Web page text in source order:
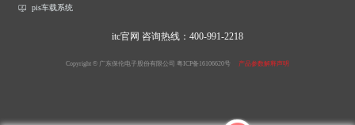
pis车载系统
itc官网 咨询热线：400-991-2218
Copyright © 广东保伦电子股份有限公司 粤ICP备16106620号 产品参数解释声明